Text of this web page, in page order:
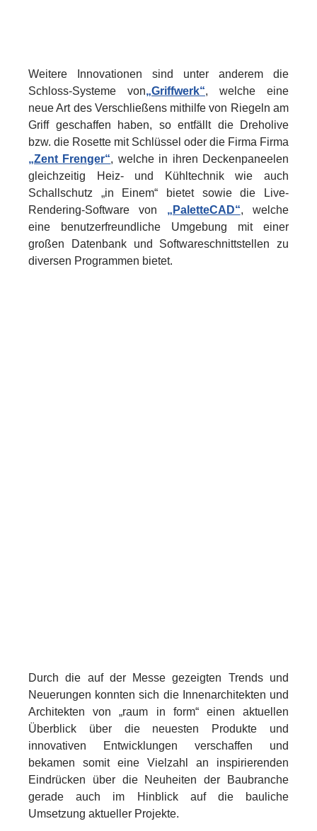
Weitere Innovationen sind unter anderem die
Schloss-Systeme von„Griffwerk“, welche eine
neue Art des Verschließens mithilfe von Riegeln am
Griff geschaffen haben, so entfällt die Dreholive
bzw. die Rosette mit Schlüssel oder die Firma Firma
„Zent Frenger“, welche in ihren Deckenpaneelen
gleichzeitig Heiz- und Kühltechnik wie auch
Schallschutz „in Einem“ bietet sowie die Live-
Rendering-Software von „PaletteCAD“, welche
eine benutzerfreundliche Umgebung mit einer
großen Datenbank und Softwareschnittstellen zu
diversen Programmen bietet.
Durch die auf der Messe gezeigten Trends und
Neuerungen konnten sich die Innenarchitekten und
Architekten von „raum in form“ einen aktuellen
Überblick über die neuesten Produkte und
innovativen Entwicklungen verschaffen und
bekamen somit eine Vielzahl an inspirierenden
Eindrücken über die Neuheiten der Baubranche
gerade auch im Hinblick auf die bauliche
Umsetzung aktueller Projekte.